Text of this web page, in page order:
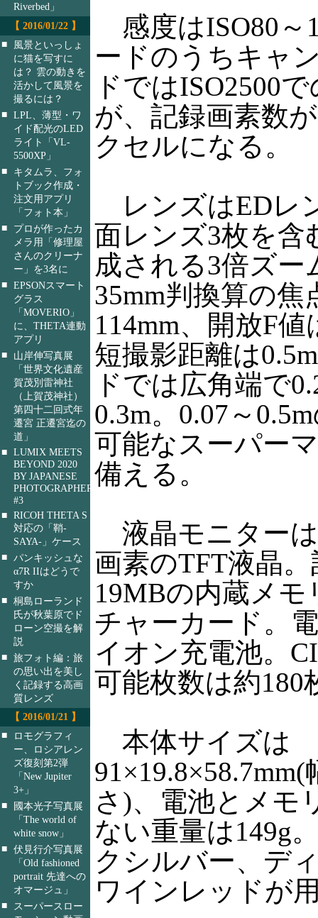
Riverbed」
【 2016/01/22 】
■
風景といっしょ
に猫を写すに
は？ 雲の動きを
活かして風景を
撮るには？
■ LPL、薄型・ワ
イド配光のLED
ライト「VL-
5500XP」
■
キタムラ、フォ
トブック作成・
注文用アプリ
「フォト本」
■
プロが作ったカ
メラ用「修理屋
さんのクリーナ
ー」を3名に
■ EPSONスマート
グラス
「MOVERIO」
に、THETA連動
アプリ
■
山岸伸写真展
「世界文化遺産
賀茂別雷神社
（上賀茂神社）
第四十二回式年
遷宮 正遷宮迄の
道」
■ LUMIX MEETS
BEYOND 2020
BY JAPANESE
PHOTOGRAPHERS
#3
■ RICOH THETA S
対応の「鞘-
SAYA-」ケース
■ パンキッシュな
α7R IIはどうで
すか
■ 桐島ローランド
氏が秋葉原でド
ローン空撮を解
説
■ 旅フォト編：旅
の思い出を美し
く記録する高画
質レンズ
【 2016/01/21 】
■
ロモグラフィ
ー、ロシアレン
ズ復刻第2弾
「New Jupiter
3+」
■
國本光子写真展
「The world of
white snow」
■ 伏見行介写真展
「Old fashioned
portrait 先達への
オマージュ」
■
スーパースロー
感度はISO80～
ードのうちキャ
ドではISO2500
が、記録画素数
クセルになる。
レンズはEDレ
面レンズ3枚を含
成される3倍ズー
35mm判換算の焦
114mm、開放F値
短撮影距離は
ドでは広角端で
0.3m。0.07～
可能なスーパー
備える。
液晶モニターは
画素のTFT液晶
19MBの内蔵メ
チャーカード。
イオン充電池。
可能枚数は約180
本体サイズは
さ)、電池とメモ
ない重量は149g
クシルバー、デ
ワインレッドが